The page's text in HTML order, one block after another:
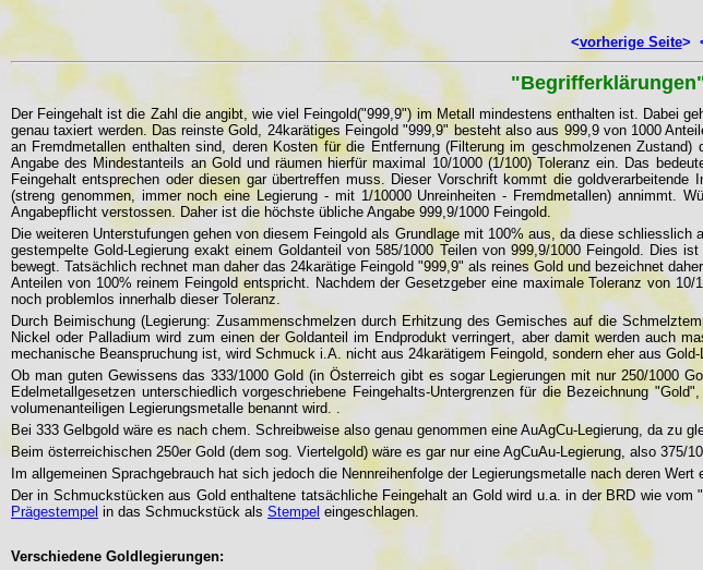
<vorherige Seite>
Der Feingehalt ist die Zahl die angibt, wie viel Feingold("999,9") im Metall mindestens enthalten ist. Dabei
genau taxiert werden. Das reinste Gold, 24karätiges Feingold "999,9" besteht also aus 999,9 von 1000
an Fremdmetallen enthalten sind, deren Kosten für die Entfernung (Filterung im geschmolzenen
Angabe des Mindestanteils an Gold und räumen hierfür maximal 10/1000 (1/100) Toleranz ein. Das
Feingehalt entsprechen oder diesen gar übertreffen muss. Dieser Vorschrift kommt die
(streng genommen, immer noch eine Legierung - mit 1/10000 Unreinheiten - Fremdmetallen) annimmt.
Angabepflicht verstossen. Daher ist die höchste übliche Angabe 999,9/1000 Feingold.
Die weiteren Unterstufungen gehen von diesem Feingold als Grundlage mit 100% aus, da diese
gestempelte Gold-Legierung exakt einem Goldanteil von 585/1000 Teilen von 999,9/1000 Feingold. Dies
bewegt. Tatsächlich rechnet man daher das 24karätige Feingold "999,9" als reines Gold und bezeichnet
Anteilen von 100% reinem Feingold entspricht. Nachdem der Gesetzgeber eine maximale Toleranz von
noch problemlos innerhalb dieser Toleranz.
Durch Beimischung (Legierung: Zusammenschmelzen durch Erhitzung des Gemisches auf die
Nickel oder Palladium wird zum einen der Goldanteil im Endprodukt verringert, aber damit werden auch
mechanische Beanspruchung ist, wird Schmuck i.A. nicht aus 24karätigem Feingold, sondern eher aus
Ob man guten Gewissens das 333/1000 Gold (in Österreich gibt es sogar Legierungen mit nur 250/1000
Edelmetallgesetzen unterschiedlich vorgeschriebene Feingehalts-Untergrenzen für die Bezeichnung
volumenanteiligen Legierungsmetalle benannt wird. .
Bei 333 Gelbgold wäre es nach chem. Schreibweise also genau genommen eine AuAgCu-Legierung, da zu
Beim österreichischen 250er Gold (dem sog. Viertelgold) wäre es gar nur eine AgCuAu-Legierung, also 375/
Im allgemeinen Sprachgebrauch hat sich jedoch die Nennreihenfolge der Legierungsmetalle nach deren
Der in Schmuckstücken aus Gold enthaltene tatsächliche Feingehalt an Gold wird u.a. in der BRD wie vom
Prägestempel in das Schmuckstück als Stempel eingeschlagen.
Verschiedene Goldlegierungen: